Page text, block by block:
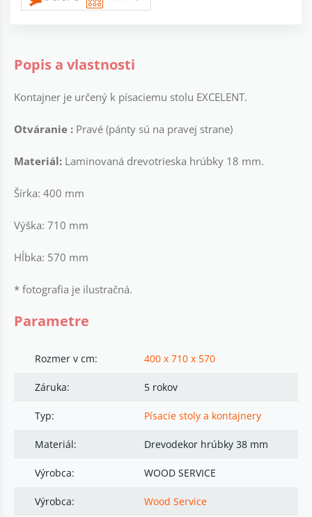
Popis a vlastnosti
Kontajner je určený k písaciemu stolu EXCELENT.
Otváranie : Pravé (pánty sú na pravej strane)
Materiál: Laminovaná drevotrieska hrúbky 18 mm.
Šírka: 400 mm
Výška: 710 mm
Hĺbka: 570 mm
* fotografia je ilustračná.
Parametre
Rozmer v cm: 400 x 710 x 570
Záruka: 5 rokov
Typ: Písacie stoly a kontajnery
Materiál: Drevodekor hrúbky 38 mm
Výrobca: WOOD SERVICE
Výrobca: Wood Service